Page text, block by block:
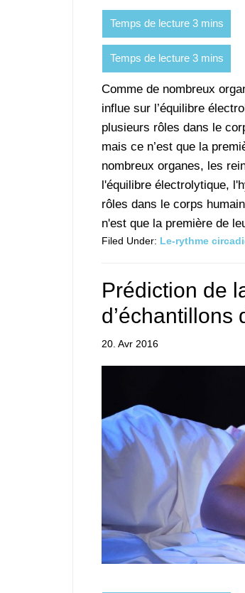
Comme de nombreux
influe sur l’équilibre
plusieurs rôles dans le
mais ce n’est que la
nombreux organes, les
l'équilibre électrolytique,
rôles dans le corps
n'est que la première de
Filed Under: Le-rythme
Prédiction de
d’échantillons
20. Avr 2016